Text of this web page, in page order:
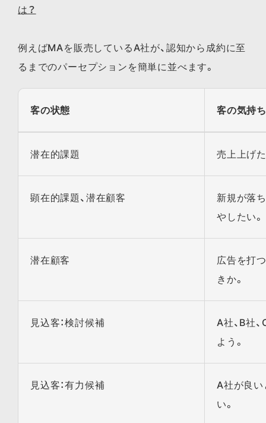
は？
例えばMAを販売しているA社が、認知から成約に至
るまでのパーセプションを簡単に並べます。
客の状態 客の気持ち
潜在的課題 売上上げ
顕在的課題、潜在顧客
新規が落
やしたい。
潜在顧客
広告を打
きか。
見込客：検討候補
A社、B社
よう。
見込客：有力候補
A社が良い
い。